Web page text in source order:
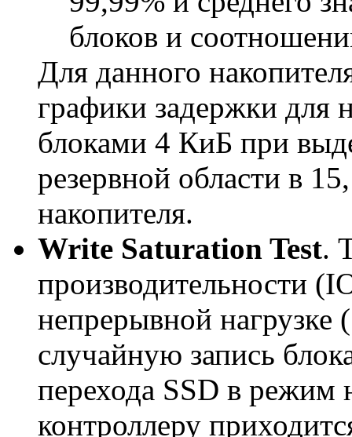
блоков и
Для данного
графики задержки для
блоками 4 КиБ при
резервной области в
накопителя.
Write Saturation Test.
производительности
непрерывной нагрузке
случайную запись
перехода SSD в
контроллеру